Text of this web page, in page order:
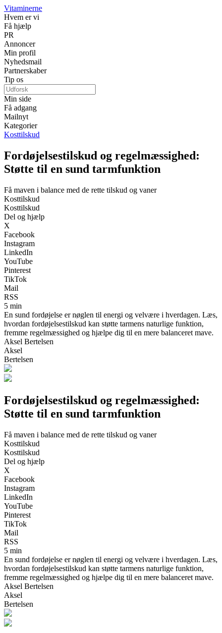
Vitaminerne
Hvem er vi
Få hjælp
PR
Annoncer
Min profil
Nyhedsmail
Partnerskaber
Tip os
Min side
Få adgang
Mailnyt
Kategorier
Kosttilskud
Fordøjelsestilskud og regelmæssighed:
Støtte til en sund tarmfunktion
Få maven i balance med de rette tilskud og vaner
Kosttilskud
Kosttilskud
Del og hjælp
X
Facebook
Instagram
LinkedIn
YouTube
Pinterest
TikTok
Mail
RSS
5 min
En sund fordøjelse er nøglen til energi og velvære i hverdagen. Læs,
hvordan fordøjelsestilskud kan støtte tarmens naturlige funktion,
fremme regelmæssighed og hjælpe dig til en mere balanceret mave.
Aksel Bertelsen
Aksel
Bertelsen
Fordøjelsestilskud og regelmæssighed:
Støtte til en sund tarmfunktion
Få maven i balance med de rette tilskud og vaner
Kosttilskud
Kosttilskud
Del og hjælp
X
Facebook
Instagram
LinkedIn
YouTube
Pinterest
TikTok
Mail
RSS
5 min
En sund fordøjelse er nøglen til energi og velvære i hverdagen. Læs,
hvordan fordøjelsestilskud kan støtte tarmens naturlige funktion,
fremme regelmæssighed og hjælpe dig til en mere balanceret mave.
Aksel Bertelsen
Aksel
Bertelsen